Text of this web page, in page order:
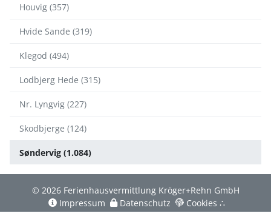
Houvig (357)
Hvide Sande (319)
Klegod (494)
Lodbjerg Hede (315)
Nr. Lyngvig (227)
Skodbjerge (124)
Søndervig (1.084)
© 2026 Ferienhausvermittlung Kröger+Rehn GmbH
Impressum
Datenschutz Cookies ∴